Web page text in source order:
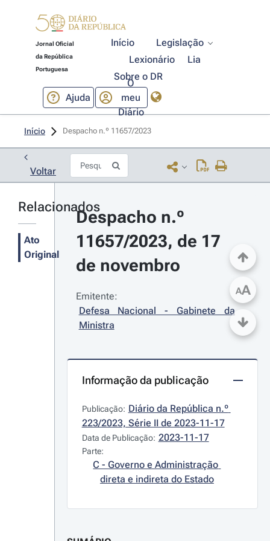
Jornal Oficial
da República
Portuguesa
Início
Legislação
Lexionário
Lia
Sobre o DR
Ajuda
O
meu
Diário
Início Despacho n.º 11657/2023
Voltar
Relacionados
Ato
Original
Despacho n.º
11657/2023, de 17
de novembro
Emitente:
Defesa Nacional - Gabinete da
Ministra
Informação da publicação
Publicação: Diário da República n.º
223/2023, Série II de 2023-11-17
Data de Publicação: 2023-11-17
Parte:
C - Governo e Administração
direta e indireta do Estado
AA